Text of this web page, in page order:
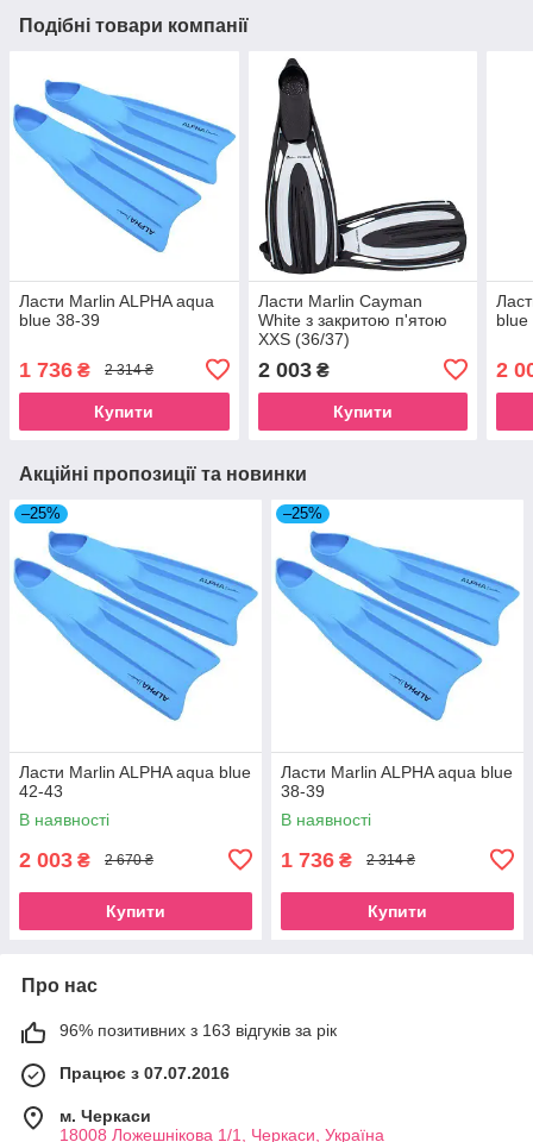
Подібні товари компанії
Ласти Marlin ALPHA aqua
blue 38-39
1 736 ₴ 2 314 ₴
Купити
Ласти Marlin Cayman
White з закритою п'ятою
XXS (36/37)
2 003₴
Купити
blue
2
Акційні пропозиції та новинки
–25%
Ласти Marlin ALPHA aqua blue
42-43
В наявності
2 003 ₴ 2 670 ₴
Купити
–25%
Ласти Marlin ALPHA aqua blue
38-39
В наявності
1 736 ₴ 2 314 ₴
Купити
Про нас
96% позитивних з 163 відгуків за рік
Працює з 07.07.2016
м. Черкаси
18008 Ложешнікова 1/1, Черкаси, Україна